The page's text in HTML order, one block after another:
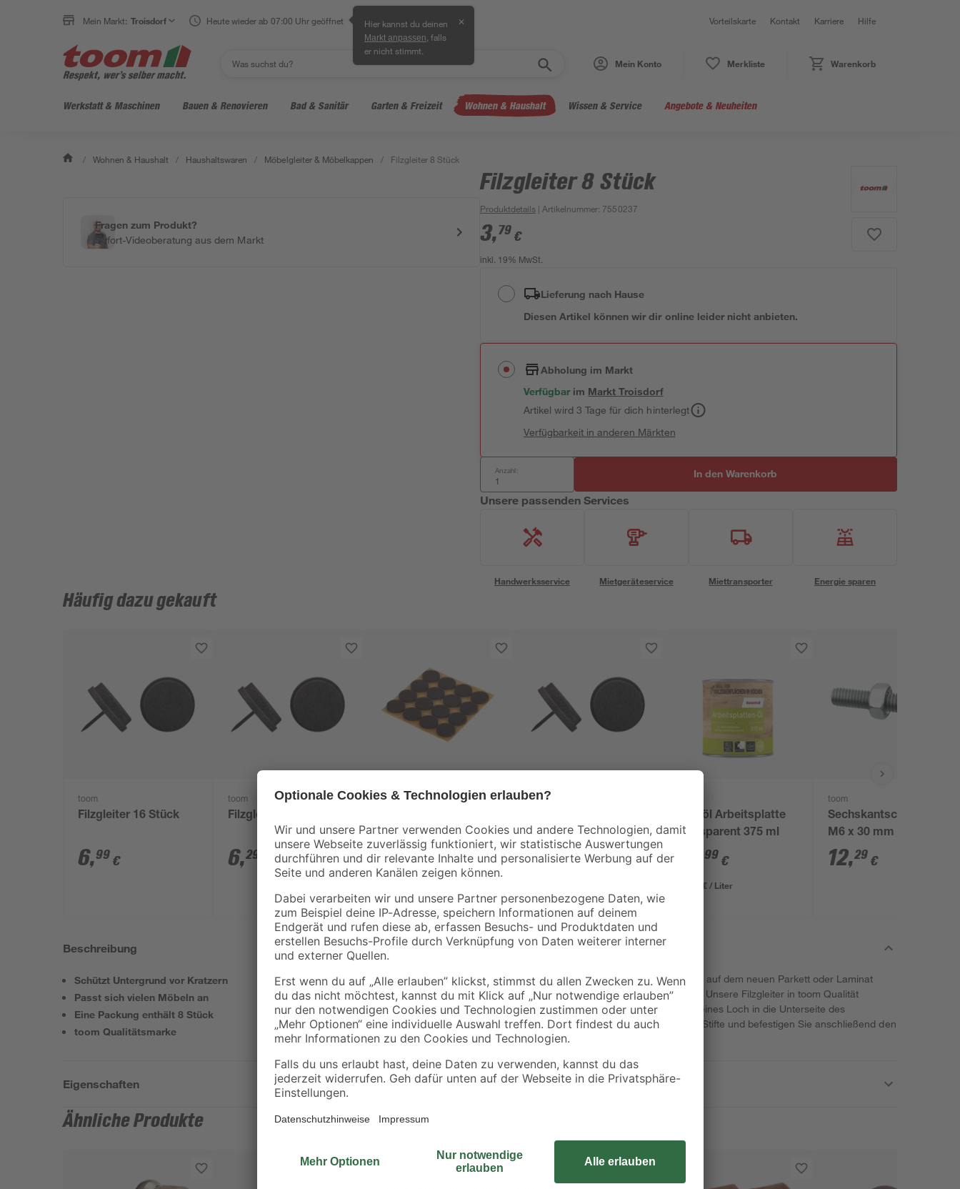
Mein Markt: Troisdorf Heute wieder ab 07:00 Uhr geöffnet Hier kannst du deinen
Markt anpassen , falls
er nicht stimmt.
✕ Vorteilskarte Kontakt Karriere Hilfe
Mein Konto Merkliste Warenkorb
Werkstatt & Maschinen Bauen & Renovieren Bad & Sanitär Garten & Freizeit Wohnen & Haushalt Wissen & Service Angebote & Neuheiten
/ Wohnen & Haushalt / Haushaltswaren / Möbelgleiter & Möbelkappen / Filzgleiter 8 Stück
Fragen zum Produkt?
Sofort-Videoberatung aus dem Markt
Filzgleiter 8 Stück
Produktdetails | Artikelnummer: 7550237
3,79 €
inkl. 19% MwSt.
Lieferung nach Hause
Diesen Artikel können wir dir online leider nicht anbieten.
Abholung im Markt
Verfügbar im MarktTroisdorf
Artikel wird 3 Tage für dich hinterlegt
Verfügbarkeit in anderen Märkten
Anzahl: In den Warenkorb
Unsere passenden Services
Handwerksservice Mietgeräteservice Miettransporter Energie sparen
Häufig dazu gekauft
toom
Filzgleiter 16 Stück
6,99 €
toom
Filzgleiter 16 Stück
6,29
toom
2,59€
toom
7,59€
Holzöl Arbeitsplatte
transparent 375 ml
99 €
34,64 € / Liter
toom
Sechskantschrauben
M6 x 30 mm DIN 558
50 Stück
12,29 €
Beschreibung
Schützt Untergrund vor Kratzern
Passt sich vielen Möbeln an
Eine Packung enthält 8 Stück
toom Qualitätsmarke
Jeder kennt das Problem: Sie rücken Ihre Stühle auf dem neuen Parkett oder Laminat
zurecht und hinterlassen unansehnliche Kratzer. Unsere Filzgleiter in toom Qualität
schaffen Abhilfe. Bohren Sie zur Montage ein kleines Loch in die Unterseite des
Stuhlbeines, entfernen Sie die Schutzkappe der Stifte und befestigen Sie anschließend den
Gleiter mit einigen Hammerschlägen.
Eigenschaften
Ähnliche Produkte